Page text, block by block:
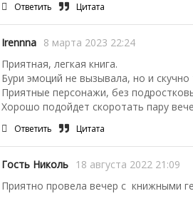
Ответить Цитата
Irennna 8 марта 2023 22:24
Приятная, легкая книга.
Бури эмоций не вызывала, но и
Приятные персонажи, без
Хорошо подойдет скоротать пару
Ответить Цитата
Гость Николь 18 августа 2022 21:09
Приятно провела вечер с книжными